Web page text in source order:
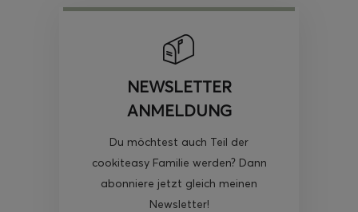
NEWSLETTER
ANMELDUNG
Du möchtest auch Teil der
cookiteasy Familie werden? Dann
abonniere jetzt gleich meinen
Newsletter!